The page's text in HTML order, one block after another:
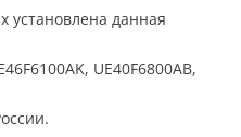
установлена данная
UE40F6800AB,